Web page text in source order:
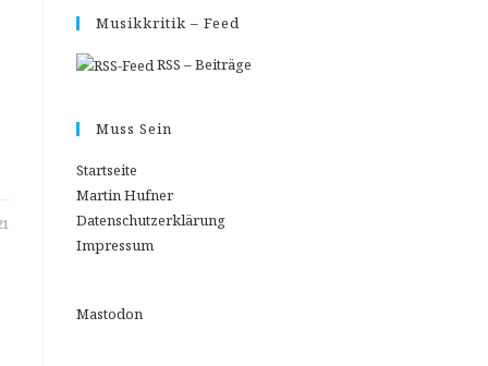
Musikkritik – Feed
RSS – Beiträge
Muss Sein
Startseite
Martin Hufner
Datenschutzerklärung
Impressum
Mastodon